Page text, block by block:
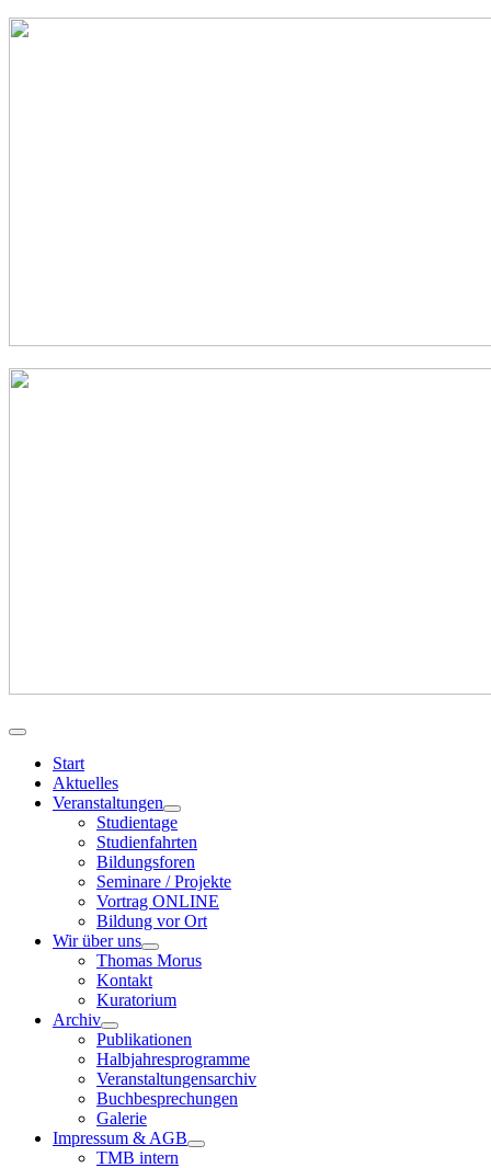
Start
Aktuelles
Veranstaltungen
Studientage
Studienfahrten
Bildungsforen
Seminare / Projekte
Vortrag ONLINE
Bildung vor Ort
Wir über uns
Thomas Morus
Kontakt
Kuratorium
Archiv
Publikationen
Halbjahresprogramme
Veranstaltungensarchiv
Buchbesprechungen
Galerie
Impressum & AGB
TMB intern